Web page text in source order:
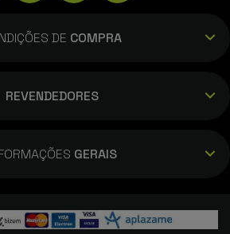
DE COMPRA
REVENDEDORES
GERAIS